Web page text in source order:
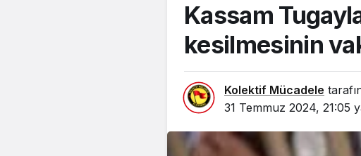
Kassam
kesilmesinin
Kolektif Mücadele
31 Temmuz 2024, 21:05